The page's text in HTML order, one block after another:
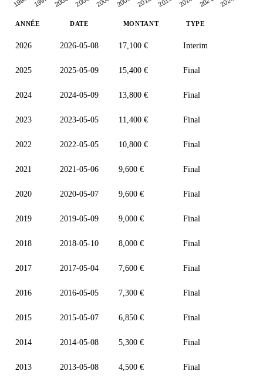
ANNÉE DATE MONTANT TYPE
2026 2026-05-08 17,100 € Interim
2025 2025-05-09 15,400 € Final
2024 2024-05-09 13,800 € Final
2023 2023-05-05 11,400 € Final
2022 2022-05-05 10,800 € Final
2021 2021-05-06 9,600 € Final
2020 2020-05-07 9,600 € Final
2019 2019-05-09 9,000 € Final
2018 2018-05-10 8,000 € Final
2017 2017-05-04 7,600 € Final
2016 2016-05-05 7,300 € Final
2015 2015-05-07 6,850 € Final
2014 2014-05-08 5,300 € Final
2013 2013-05-08 4,500 € Final